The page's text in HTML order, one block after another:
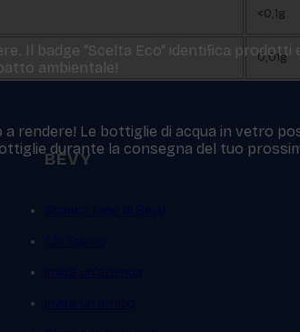
Il badge “Scelta Eco“ identifica
ambientale!
rendere! Le bottiglie di acqua in vetro
durante la consegna del tuo
<0,1g
0,01g
BEVY